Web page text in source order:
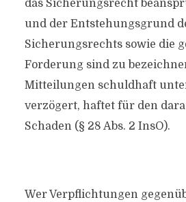
das Sicherungsrecht
und der Entstehungsgrund
Sicherungsrechts sowie die
Forderung sind zu
Mitteilungen schuldhaft
verzögert, haftet für den
Schaden (§ 28 Abs. 2 InsO).
Wer Verpflichtungen